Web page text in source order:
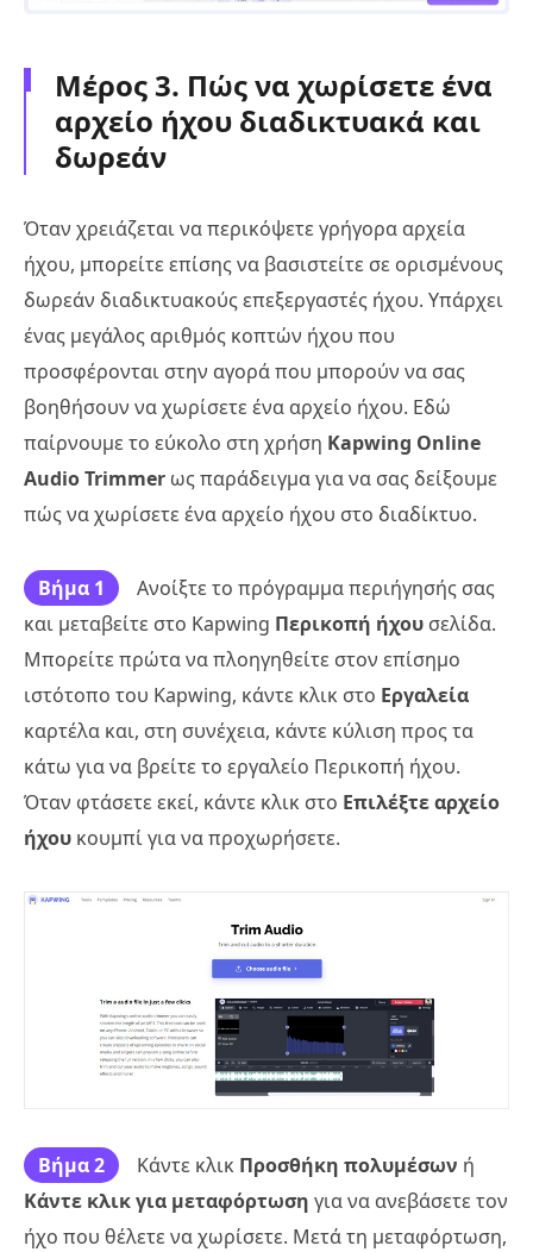
Μέρος 3. Πώς να χωρίσετε ένα
αρχείο ήχου διαδικτυακά και
δωρεάν
Όταν χρειάζεται να περικόψετε γρήγορα αρχεία
ήχου, μπορείτε επίσης να βασιστείτε σε ορισμένους
δωρεάν διαδικτυακούς επεξεργαστές ήχου. Υπάρχει
ένας μεγάλος αριθμός κοπτών ήχου που
προσφέρονται στην αγορά που μπορούν να σας
βοηθήσουν να χωρίσετε ένα αρχείο ήχου. Εδώ
παίρνουμε το εύκολο στη χρήση Kapwing Online
Audio Trimmer ως παράδειγμα για να σας δείξουμε
πώς να χωρίσετε ένα αρχείο ήχου στο διαδίκτυο.
Βήμα 1
Ανοίξτε το πρόγραμμα περιήγησής σας
και μεταβείτε στο Kapwing Περικοπή ήχου σελίδα.
Μπορείτε πρώτα να πλοηγηθείτε στον επίσημο
ιστότοπο του Kapwing, κάντε κλικ στο Εργαλεία
καρτέλα και, στη συνέχεια, κάντε κύλιση προς τα
κάτω για να βρείτε το εργαλείο Περικοπή ήχου.
Όταν φτάσετε εκεί, κάντε κλικ στο Επιλέξτε αρχείο
ήχου κουμπί για να προχωρήσετε.
Βήμα 2 Κάντε κλικ Προσθήκη πολυμέσων ή
Κάντε κλικ για μεταφόρτωση για να ανεβάσετε τον
ήχο που θέλετε να χωρίσετε. Μετά τη μεταφόρτωση,